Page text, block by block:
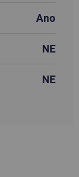
Ano
NE
NE